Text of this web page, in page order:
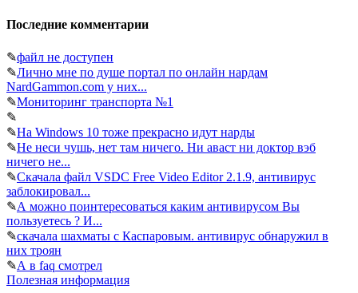
Последние комментарии
✎файл не доступен
✎Лично мне по душе портал по онлайн нардам
NardGammon.com у них...
✎Мониторинг транспорта №1
✎
✎На Windows 10 тоже прекрасно идут нарды
✎Не неси чушь, нет там ничего. Ни аваст ни доктор вэб
ничего не...
✎Скачала файл VSDC Free Video Editor 2.1.9, антивирус
заблокировал...
✎А можно поинтересоваться каким антивирусом Вы
пользуетесь ? И...
✎скачала шахматы с Каспаровым. антивирус обнаружил в
них троян
✎А в faq смотрел
Полезная информация